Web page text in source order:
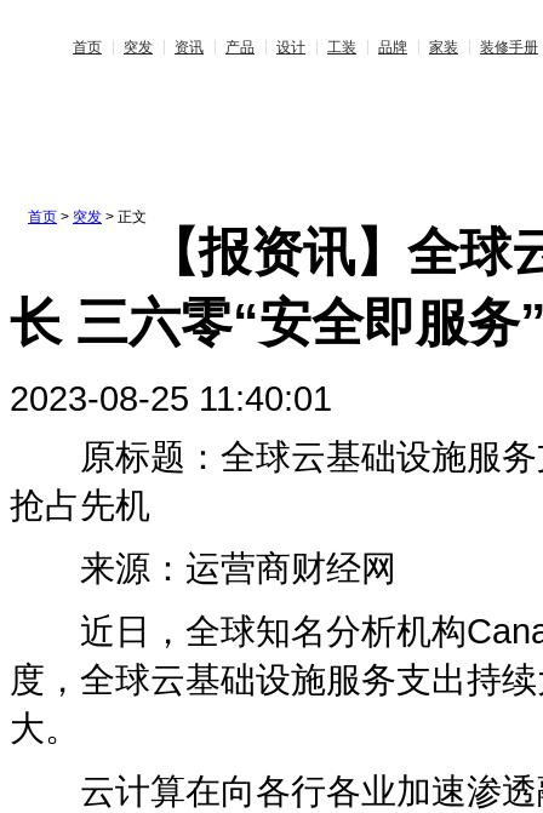
首页 突发 资讯 产品 设计 工装 品牌 家装 装修手册
首页 > 突发 > 正文
【报资讯】全
长 三六零“安全即服务
2023-08-25 11:40:01
原标题：全球云基础设施服务
抢占先机
来源：运营商财经网
近日，全球知名分析机构
度，全球云基础设施服务支出持
大。
云计算在向各行各业加速渗透